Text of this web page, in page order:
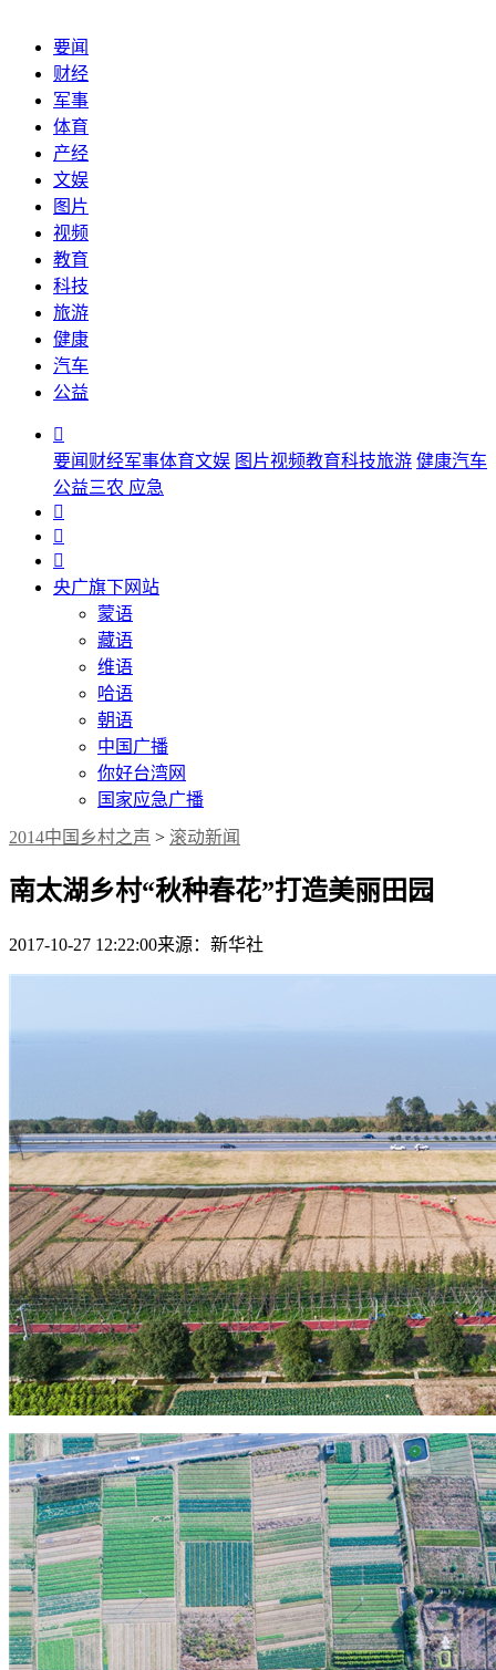
要闻
财经
军事
体育
产经
文娱
图片
视频
教育
科技
旅游
健康
汽车
公益

要闻 财经军事体育文娱 图片视频教育科技旅游 健康汽车
公益三农 应急



央广旗下网站
蒙语
藏语
维语
哈语
朝语
中国广播
你好台湾网
国家应急广播
2014中国乡村之声 > 滚动新闻
南太湖乡村“秋种春花”打造美丽田园
2017-10-27 12:22:00来源：新华社